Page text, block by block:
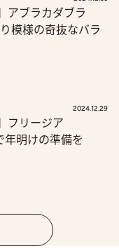
アブラカダブラ
模様の奇抜なバラ
2024.12.29
フリージア
明けの準備を